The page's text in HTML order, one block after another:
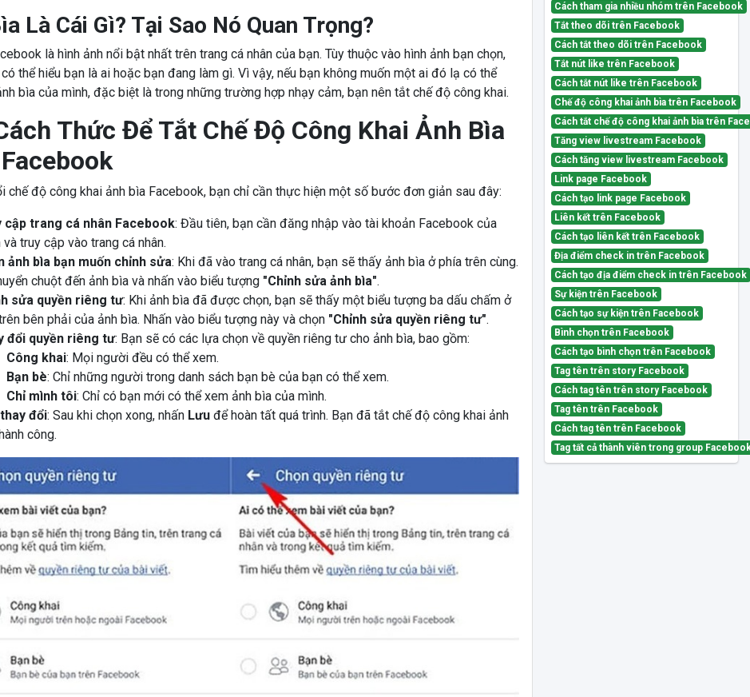
Là Cái Gì? Tại Sao Nó Quan Trọng?
là hình ảnh nổi bật nhất trên trang cá nhân của bạn. Tùy thuộc vào hình ảnh bạn chọn,
thể hiểu bạn là ai hoặc bạn đang làm gì. Vì vậy, nếu bạn không muốn một ai đó lạ có thể
bìa của mình, đặc biệt là trong những trường hợp nhạy cảm, bạn nên tắt chế độ công khai.
Thức Để Tắt Chế Độ Công Khai Ảnh Bìa
chế độ công khai ảnh bìa Facebook, bạn chỉ cần thực hiện một số bước đơn giản sau đây:
cập trang cá nhân Facebook: Đầu tiên, bạn cần đăng nhập vào tài khoản Facebook của
và truy cập vào trang cá nhân.
ảnh bìa bạn muốn chỉnh sửa: Khi đã vào trang cá nhân, bạn sẽ thấy ảnh bìa ở phía trên cùng.
chuột đến ảnh bìa và nhấn vào biểu tượng "Chỉnh sửa ảnh bìa".
sửa quyền riêng tư: Khi ảnh bìa đã được chọn, bạn sẽ thấy một biểu tượng ba dấu chấm ở
bên phải của ảnh bìa. Nhấn vào biểu tượng này và chọn "Chỉnh sửa quyền riêng tư".
đổi quyền riêng tư: Bạn sẽ có các lựa chọn về quyền riêng tư cho ảnh bìa, bao gồm:
Công khai: Mọi người đều có thể xem.
Bạn bè: Chỉ những người trong danh sách bạn bè của bạn có thể xem.
Chỉ mình tôi: Chỉ có bạn mới có thể xem ảnh bìa của mình.
đổi: Sau khi chọn xong, nhấn Lưuđể hoàn tất quá trình. Bạn đã tắt chế độ công khai ảnh
công.
Cách tham gia nhiều nhóm trên Facebook
Tắt theo dõi trên Facebook
Cách tắt theo dõi trên Facebook
Tắt nút like trên Facebook
Cách tắt nút like trên Facebook
Chế độ công khai ảnh bìa trên Facebook
Cách tắt chế độ công khai ảnh bìa trên
Tăng view livestream Facebook
Cách tăng view livestream Facebook
Link page Facebook
Cách tạo link page Facebook
Liên kết trên Facebook
Cách tạo liên kết trên Facebook
Địa điểm check in trên Facebook
Cách tạo địa điểm check in trên Facebook
Sự kiện trên Facebook
Cách tạo sự kiện trên Facebook
Bình chọn trên Facebook
Cách tạo bình chọn trên Facebook
Tag tên trên story Facebook
Cách tag tên trên story Facebook
Tag tên trên Facebook
Cách tag tên trên Facebook
Tag tất cả thành viên trong group